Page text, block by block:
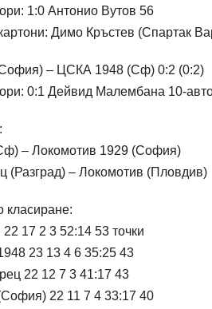
1:0 Антонио Вутов 56
Димо Кръстев (Спартак
– ЦСКА 1948 (Сф) 0:2 (0:2)
0:1 Дейвид Малембана 10-
– Локомотив 1929 (София)
(Разград) – Локомотив (Пловдив)
класиране:
22 17 2 3 52:14 53 точки
23 13 4 6 35:25 43
22 12 7 3 41:17 43
22 11 7 4 33:17 40